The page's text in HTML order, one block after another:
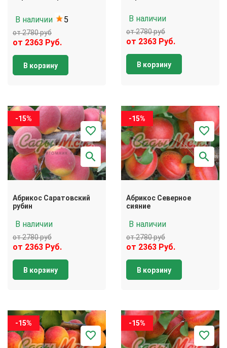
В наличии 5
от 2780 руб
от 2363 Руб.
В корзину
В наличии
от 2780 руб
от 2363 Руб.
В корзину
-15%
Абрикос Саратовский
рубин
В наличии
от 2780 руб
от 2363 Руб.
В корзину
-15%
Абрикос Северное
сияние
В наличии
от 2780 руб
от 2363 Руб.
В корзину
-15% -15%